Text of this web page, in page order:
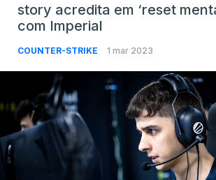
story acredita em ‘reset
com Imperial
COUNTER-STRIKE 1 mar 2023